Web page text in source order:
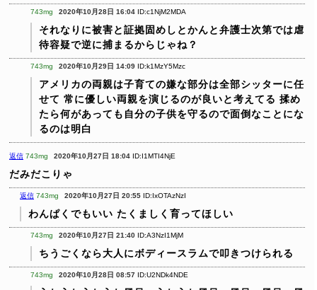
743mg 2020年10月28日 16:04 ID:c1NjM2MDA
それなりに被害と証拠固めしとかんと弁護士次第では虐
待容疑で逆に捕まるからじゃね？
743mg 2020年10月29日 14:09 ID:k1MzY5Mzc
アメリカの両親は子育ての嫌な部分は全部シッターに任
せて 常に優しい両親を演じるのが良いと考えてる 揉め
たら何があっても自分の子供を守るので面倒なことにな
るのは明白
返信 743mg 2020年10月27日 18:04 ID:I1MTI4NjE
だみだこりゃ
返信 743mg 2020年10月27日 20:55 ID:IxOTAzNzI
わんぱくでもいい たくましく育ってほしい
743mg 2020年10月27日 21:40 ID:A3NzI1MjM
ちうごくなら大人にボディースラムで叩きつけられる
743mg 2020年10月28日 08:57 ID:U2NDk4NDE